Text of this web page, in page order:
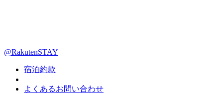
@RakutenSTAY
宿泊約款
よくあるお問い合わせ